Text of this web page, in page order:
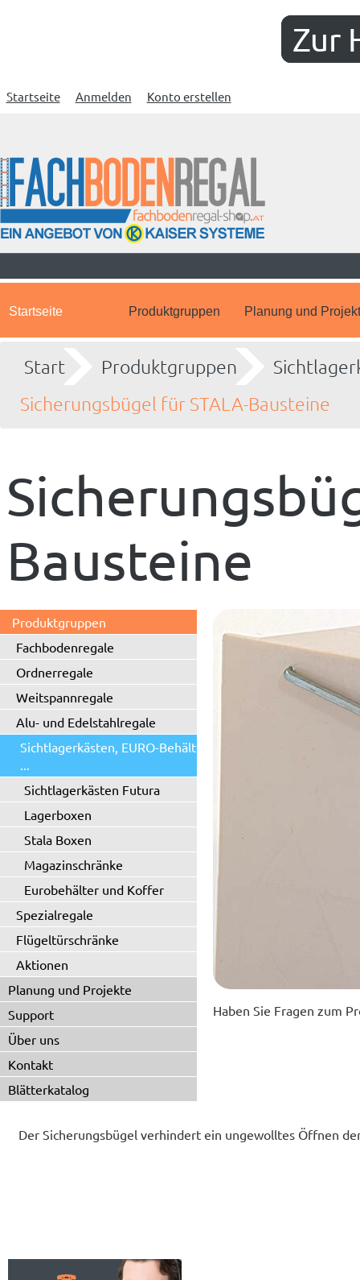
Zur
Startseite Anmelden Konto erstellen
Startseite Produktgruppen Planung und
Start Produktgruppen
Sicherungsbügel für STALA-Bausteine
Bausteine
Produktgruppen
Fachbodenregale
Ordnerregale
Weitspannregale
Alu- und Edelstahlregale
Sichtlagerkästen, EURO-Behälter
...
Sichtlagerkästen Futura
Lagerboxen
Stala Boxen
Magazinschränke
Eurobehälter und Koffer
Spezialregale
Flügeltürschränke
Aktionen
Planung und Projekte
Support
Über uns
Kontakt
Blätterkatalog
Haben Sie Fragen zum
Der Sicherungsbügel verhindert ein ungewolltes Öffnen